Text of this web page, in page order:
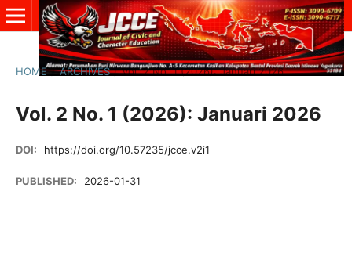
HOME / ARCHIVES / Vol. 2 No. 1 (2026): Januari 2026
Vol. 2 No. 1 (2026): Januari 2026
DOI: https://doi.org/10.57235/jcce.v2i1
PUBLISHED: 2026-01-31